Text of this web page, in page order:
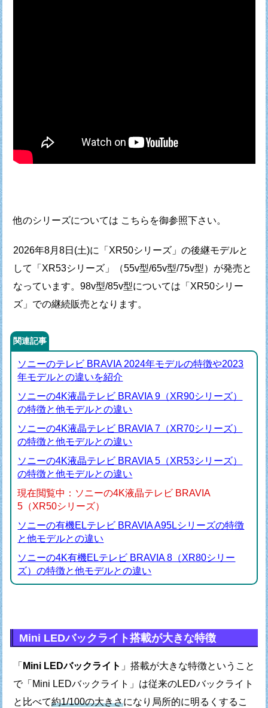
他のシリーズについては こちらを御参照下さい。
2026年8月8日(土)に「XR50シリーズ」の後継モデルと
して 「XR53シリーズ」（55v型/65v型/75v型）が発売と
なっています。 98v型/85v型については「XR50シリー
ズ」での継続販売となります。
関連記事
ソニーのテレビ BRAVIA 2024年モデルの特徴や2023
年モデルとの違いを紹介
ソニーの4K液晶テレビ BRAVIA 9（XR90シリーズ）
の特徴と他モデルとの違い
ソニーの4K液晶テレビ BRAVIA 7（XR70シリーズ）
の特徴と他モデルとの違い
ソニーの4K液晶テレビ BRAVIA 5（XR53シリーズ）
の特徴と他モデルとの違い
現在閲覧中：ソニーの4K液晶テレビ BRAVIA
5（XR50シリーズ）
ソニーの有機ELテレビ BRAVIA A95Lシリーズの特徴
と他モデルとの違い
ソニーの4K有機ELテレビ BRAVIA 8（XR80シリー
ズ）の特徴と他モデルとの違い
Mini LEDバックライト搭載が大きな特徴
「 Mini LEDバックライト 」搭載が大きな特徴ということ
で「Mini LEDバックライト」は従来のLEDバックライト
と比べて約1/100の大きさになり局所的に明るくするこ